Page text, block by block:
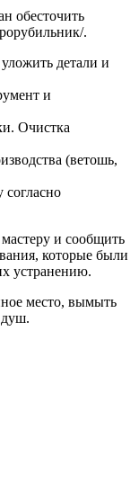
обесточить
.
детали и
и
Очистка
(ветошь,
согласно
и сообщить
которые были
устранению.
место, вымыть